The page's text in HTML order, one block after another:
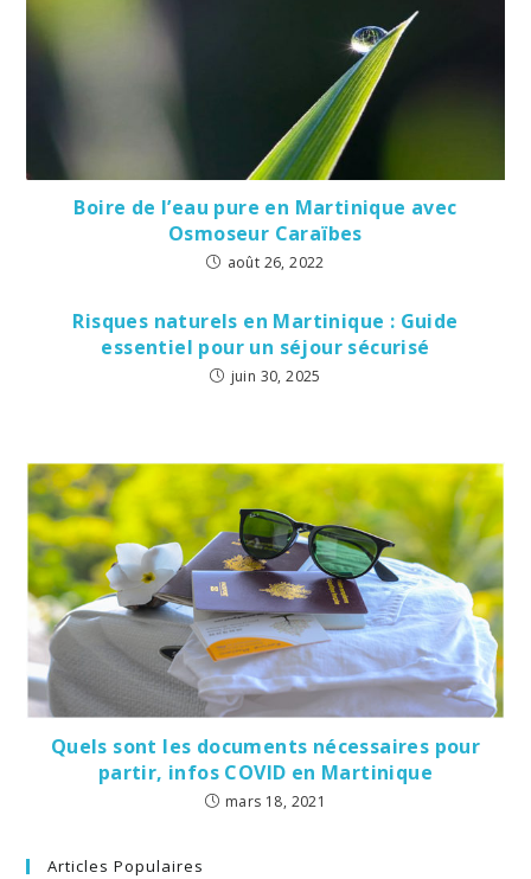
Boire de l’eau pure en Martinique avec
Osmoseur Caraïbes
août 26, 2022
Risques naturels en Martinique : Guide
essentiel pour un séjour sécurisé
juin 30, 2025
Quels sont les documents nécessaires pour
partir, infos COVID en Martinique
mars 18, 2021
Articles Populaires